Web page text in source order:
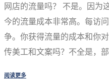
网店的流量吗？ 不是。因为
今的流量成本非常高。每访
争。你获得流量的成本和你
传美工和文案吗？不全是，
阅读更多